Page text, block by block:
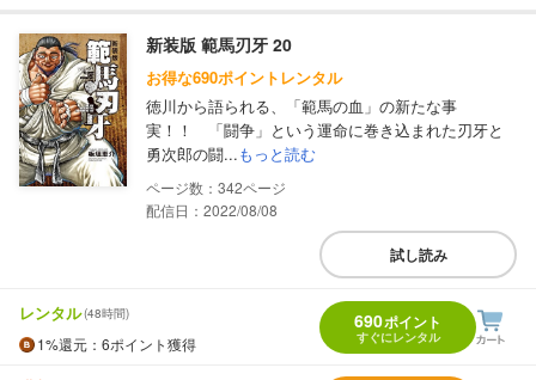
新装版 範馬刃牙 20
お得な690ポイントレンタル
徳川から語られる、「範馬の血」の新たな事
実！！ 「闘争」という運命に巻き込まれた刃牙と
勇次郎の闘...もっと読む
342
配信日：2022/08/08
試し読み
レンタル(48時間)
1%還元 ：6ポイント獲得
690ポイント
すぐにレンタル